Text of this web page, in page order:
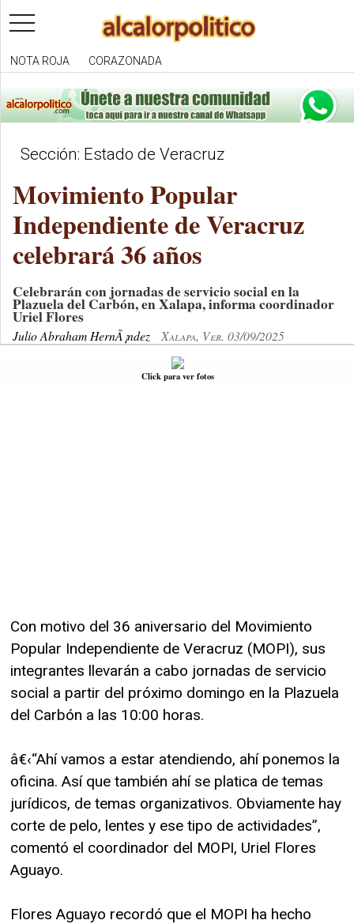
toggle
navigation
NOTA ROJA CORAZONADA
Sección: Estado de Veracruz
Movimiento Popular
Independiente de Veracruz
celebrará 36 años
Celebrarán con jornadas de servicio social en la
Plazuela del Carbón, en Xalapa, informa coordinador
Uriel Flores
Julio Abraham HernÃ¡ndez Xalapa, Ver. 03/09/2025
Click para ver fotos
Con motivo del 36 aniversario del Movimiento
Popular Independiente de Veracruz (MOPI), sus
integrantes llevarán a cabo jornadas de servicio
social a partir del próximo domingo en la Plazuela
del Carbón a las 10:00 horas.
â€‹“Ahí vamos a estar atendiendo, ahí ponemos la
oficina. Así que también ahí se platica de temas
jurídicos, de temas organizativos. Obviamente hay
corte de pelo, lentes y ese tipo de actividades”,
comentó el coordinador del MOPI, Uriel Flores
Aguayo.
Flores Aguayo recordó que el MOPI ha hecho